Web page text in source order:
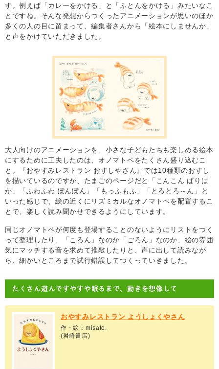
す。例えば「カレーをかける」と「ふとんをかける」みたいなこ
とですね。そんな発想からつくったアニメーションが思いのほか
多くの人の目に留まって、編集者さんから「絵本にしませんか」
と声をかけていただきました。
大人向けのアニメーションを、小さな子どもたちも楽しめる絵本
にするために工夫したのは、オノマトペをたくさん盛り込むこ
と。『おやすみレストラン おすしやさん』では10種類のおすし
を描いているのですが、たまごのページだと「こんこん ぱりぱ
か」「ふわふわ ぽんぽん」「もっふもふ」「とろとろ～ん」と
いった感じで、絵の近くにリズミカルなオノマトペを配置するこ
とで、楽しく読み聞かせできるようにしています。
同じオノマトペが何度も登場することのないようにリストをつく
って整理したり、「ころん」なのか「ごろん」なのか、絵の雰囲
気にマッチする音を求めて推敲したりと、声に出して読みなが
ら、細かいところまで試行錯誤してつくっていきました。
たくさん遊んですやすや眠るまで、動きを想像して
おやすみレストラン ようしょくやさん
作・絵：misato.
(岩崎書店)